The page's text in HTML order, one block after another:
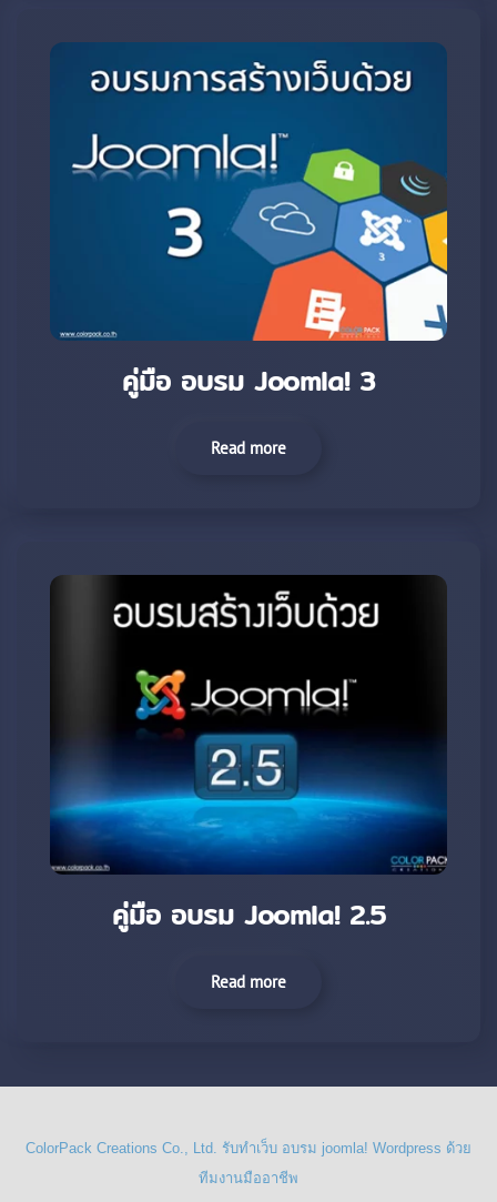
คู่มือ อบรม Joomla! 3
Read more
คู่มือ อบรม Joomla! 2.5
Read more
ColorPack Creations Co., Ltd. รับทำเว็บ อบรม joomla! Wordpress ด้วย
ทีมงานมืออาชีพ